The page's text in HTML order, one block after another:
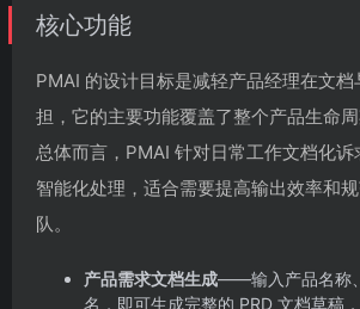
核心功能
PMAI 的设计目标是减轻产品经理在文档
担，它的主要功能覆盖了整个产品生命周
总体而言，PMAI 针对日常工作文档化
智能化处理，适合需要提高输出效率和
队。
产品需求文档生成——输入产品名称
名，即可生成完整的 PRD 文档草稿